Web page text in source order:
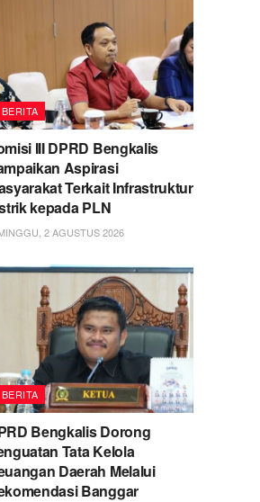
BERITA
III DPRD Bengkalis
Aspirasi
Terkait Infrastruktur
kepada PLN
2 AGUSTUS 2026
BERITA
Bengkalis Dorong
Tata Kelola
Daerah Melalui
Banggar